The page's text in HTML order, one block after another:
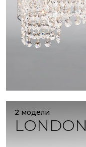
2 модели
LONDON